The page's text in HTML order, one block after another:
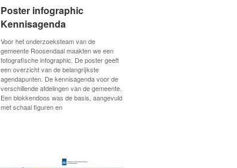
Poster infographic
Kennisagenda
Voor het onderzoeksteam van de
gemeente Roosendaal maakten we een
fotografische infographic. De poster geeft
een overzicht van de belangrijkste
agendapunten. De kennisagenda voor de
verschillende afdelingen van de gemeente.
Een blokkendoos was de basis, aangevuld
met schaal figuren en
Poster infographic
Kennisagenda